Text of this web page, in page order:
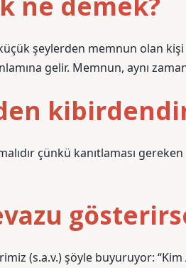
şeylerden memnun olan
gelir. Memnun, aynı
çünkü kanıtlaması gereken
(s.a.v.) şöyle buyuruyor: